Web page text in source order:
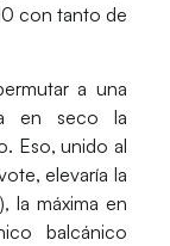
con tanto de
a una
en seco la
Eso, unido al
elevaría la
la máxima en
balcánico